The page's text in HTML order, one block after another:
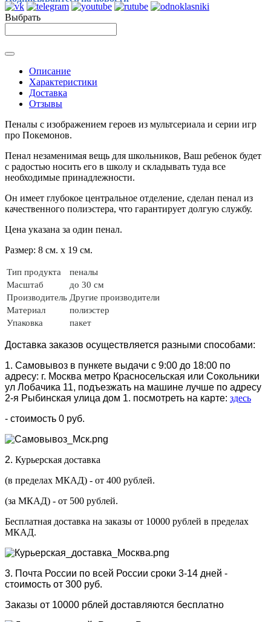
Выбрать
Описание
Характеристики
Доставка
Отзывы
Пеналы с изображением героев из мультсериала и серии игр
про Покемонов.
Пенал незаменимая вещь для школьников, Ваш ребенок будет
с радостью носить его в школу и складывать туда все
необходимые принадлежности.
Он имеет глубокое центральное отделение, сделан пенал из
качественного полиэстера, что гарантирует долгую службу.
Цена указана за один пенал.
Размер: 8 см. х 19 см.
Тип продукта
пеналы
Масштаб
до 30 см
Производитель Другие производители
Материал
полиэстер
Упаковка
пакет
Доставка заказов осуществляется разными способами:
1. Самовывоз в пункете выдачи с 9:00 до 18:00 по
адресу: г. Москва метро Красносельская или Сокольники
ул Лобачика 11, подъезжать на машине лучше по адресу
2-я Рыбинская улица дом 1. посмотреть на карте: здесь
- стоимость 0 руб.
2. Курьерская доставка
(в пределах МКАД) - от 400 рублей.
(за МКАД) - от 500 рублей.
Бесплатная доставка на заказы от 10000 рублей в пределах
МКАД.
3. Почта России по всей России сроки 3-14 дней -
стоимость от 300 руб.
Заказы от 10000 рблей доставляются бесплатно